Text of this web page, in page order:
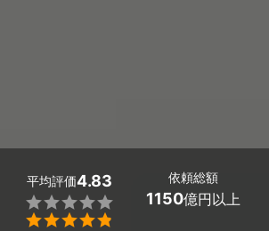
平均評価4.83


依頼総額
1150億円以上